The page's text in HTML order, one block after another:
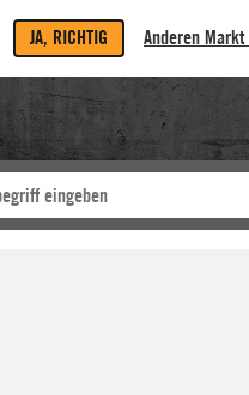
JA, RICHTIG Anderen